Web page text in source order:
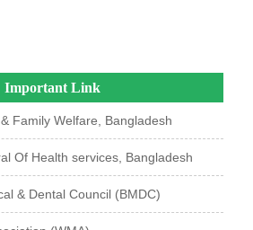
Important Link
Family Welfare, Bangladesh
Of Health services, Bangladesh
& Dental Council (BMDC)